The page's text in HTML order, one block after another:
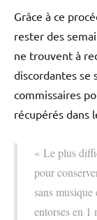
Grâce à ce
rester des
ne trouvent à
discordantes se
commissaires
récupérés dans
« Le plus
pour
sans
entorses en 1